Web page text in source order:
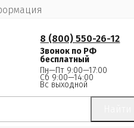
8 (800) 550-26-12
Звонок по РФ
бесплатный
Пн—Пт 9:00—17:00
Сб 9:00—14:00
Вс выходной